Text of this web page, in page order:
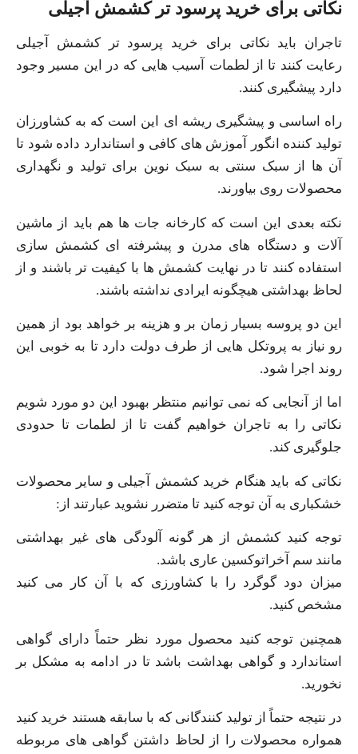
نکاتی برای خرید پرسود تر کشمش آجیلی
تاجران باید نکاتی برای خرید پرسود تر کشمش آجیلی
رعایت کنند تا از لطمات آسیب‌ هایی که در این مسیر وجود
دارد پیشگیری کنند.
راه اساسی و پیشگیری ریشه‌ ای این است که به کشاورزان
تولید کننده انگور آموزش‌ های کافی و استاندارد داده شود تا
آن ها از سبک سنتی به سبک نوین برای تولید و نگهداری
محصولات روی بیاورند.
نکته بعدی این است که کارخانه جات ها هم باید از ماشین
آلات و دستگاه‌ های مدرن و پیشرفته ای کشمش سازی
استفاده کنند تا در نهایت کشمش‌ ها با کیفیت‌ تر باشند و از
لحاظ بهداشتی هیچگونه ایرادی نداشته باشند.
این دو پروسه بسیار زمان بر و هزینه بر خواهد بود از همین
رو نیاز به پروتکل‌ هایی از طرف دولت دارد تا به خوبی این
روند اجرا شود.
اما از آنجایی که نمی‌ توانیم منتظر بهبود این دو مورد شویم
نکاتی را به تاجران خواهیم گفت تا از لطمات تا حدودی
جلوگیری کند.
نکاتی که باید هنگام خرید کشمش آجیلی و سایر محصولات
خشکباری به آن توجه کنید تا متضرر نشوید عبارتند از:
توجه کنید کشمش از هر گونه آلودگی‌ های غیر بهداشتی
مانند سم آخراتوکسین عاری باشد.
میزان دود گوگرد را با کشاورزی که با آن کار می‌ کنید
مشخص کنید.
همچنین توجه کنید محصول مورد نظر حتماً دارای گواهی
استاندارد و گواهی بهداشت باشد تا در ادامه به مشکل بر
نخورید.
در نتیجه حتماً از تولید کنندگانی که با سابقه هستند خرید کنید
همواره محصولات را از لحاظ داشتن گواهی‌ های مربوطه